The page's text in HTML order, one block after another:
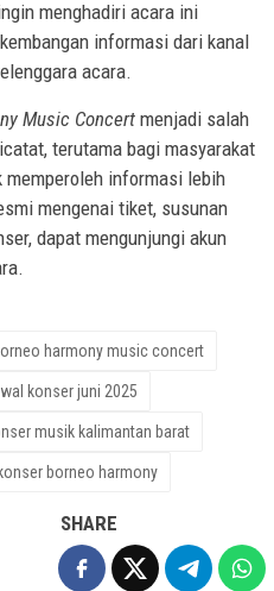
menghadiri acara ini
informasi dari kanal
acara.
Music Concert menjadi salah
terutama bagi masyarakat
memperoleh informasi lebih
mengenai tiket, susunan
dapat mengunjungi akun
harmony music concert
konser juni 2025
musik kalimantan barat
borneo harmony
SHARE